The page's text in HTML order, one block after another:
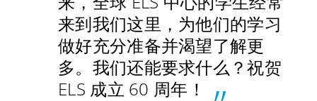
来到我们这里，为他们的学习
做好充分准备并渴望了解更
多。我们还能要求什么？祝贺
ELS 成立 60 周年！